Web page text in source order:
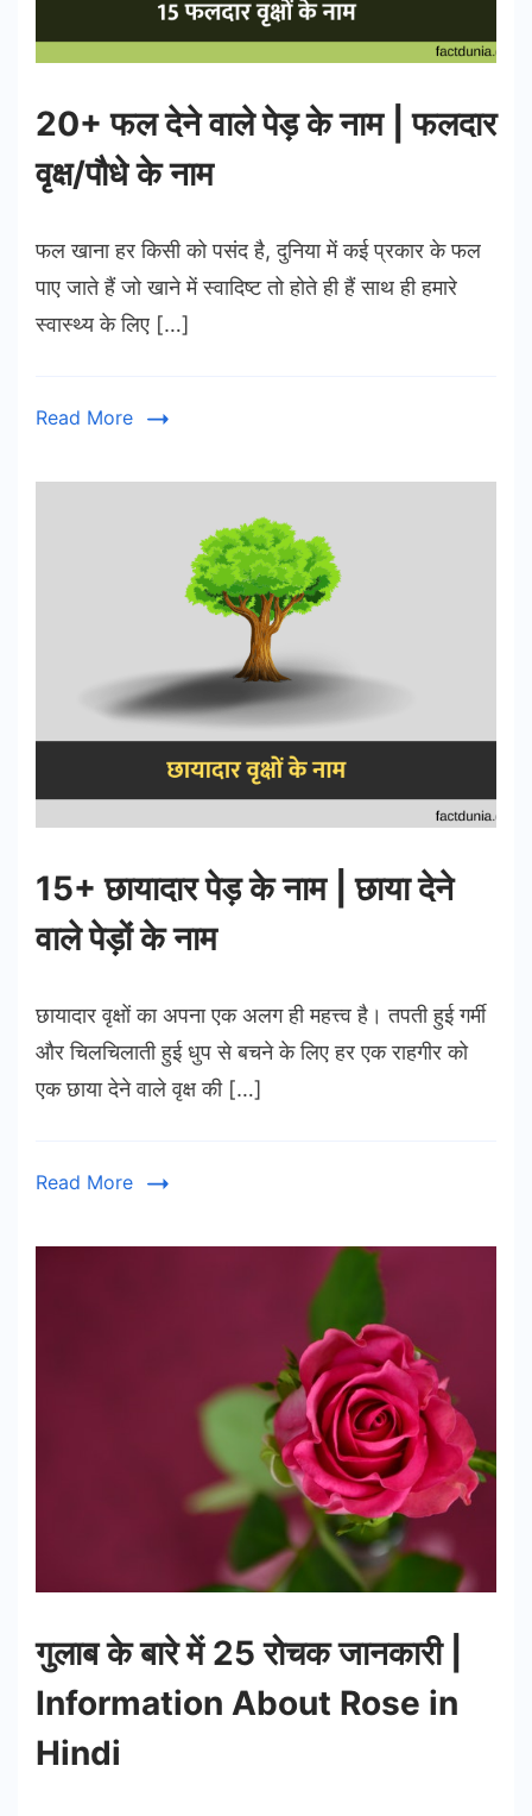
20+ फल देने वाले पेड़ के नाम | फलदार
वृक्ष/पौधे के नाम
फल खाना हर किसी को पसंद है, दुनिया में कई प्रकार के फल
पाए जाते हैं जो खाने में स्वादिष्ट तो होते ही हैं साथ ही हमारे
स्वास्थ्य के लिए […]
Read More
15+ छायादार पेड़ के नाम | छाया देने
वाले पेड़ों के नाम
छायादार वृक्षों का अपना एक अलग ही महत्त्व है। तपती हुई गर्मी
और चिलचिलाती हुई धुप से बचने के लिए हर एक राहगीर को
एक छाया देने वाले वृक्ष की […]
Read More
गुलाब के बारे में 25 रोचक जानकारी |
Information About Rose in
Hindi